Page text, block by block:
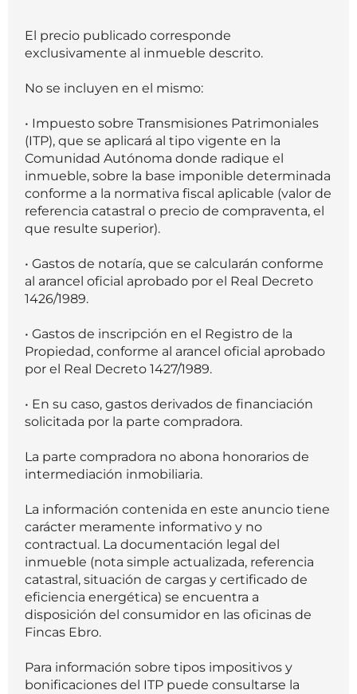
El precio publicado corresponde
exclusivamente al inmueble descrito.
No se incluyen en el mismo:
• Impuesto sobre Transmisiones Patrimoniales
(ITP), que se aplicará al tipo vigente en la
Comunidad Autónoma donde radique el
inmueble, sobre la base imponible determinada
conforme a la normativa fiscal aplicable (valor de
referencia catastral o precio de compraventa, el
que resulte superior).
• Gastos de notaría, que se calcularán conforme
al arancel oficial aprobado por el Real Decreto
1426/1989.
• Gastos de inscripción en el Registro de la
Propiedad, conforme al arancel oficial aprobado
por el Real Decreto 1427/1989.
• En su caso, gastos derivados de financiación
solicitada por la parte compradora.
La parte compradora no abona honorarios de
intermediación inmobiliaria.
La información contenida en este anuncio tiene
carácter meramente informativo y no
contractual. La documentación legal del
inmueble (nota simple actualizada, referencia
catastral, situación de cargas y certificado de
eficiencia energética) se encuentra a
disposición del consumidor en las oficinas de
Fincas Ebro.
Para información sobre tipos impositivos y
bonificaciones del ITP puede consultarse la